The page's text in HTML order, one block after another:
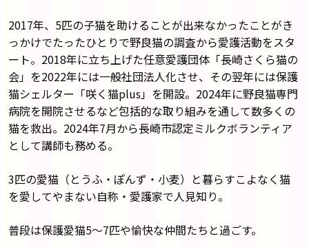
2017年、5匹の子猫を助けることが出来なかったことがき
っかけでたったひとりで野良猫の調査から愛護活動をスタ
ート。2018年に立ち上げた任意愛護団体「長崎さくら猫の
会」を2022年には一般社団法人化させ、その翌年には保護
猫シェルター「咲く猫plus」を開設。2024年に野良猫専門
病院を開院させるなど包括的な取り組みを通して数多くの
猫を救出。2024年7月から長崎市認定ミルクボランティア
として講師も務める。
3匹の愛猫（とうふ・ぽんず・小麦）と暮らすこよなく猫
を愛してやまない自称・愛護家で人見知り。
普段は保護愛猫5〜7匹や愉快な仲間たちと過ごす。